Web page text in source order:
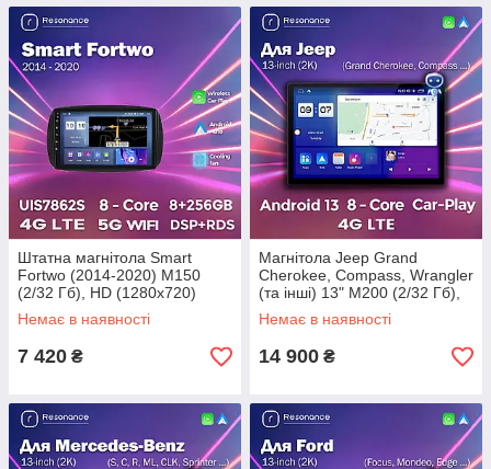
Штатна магнітола Smart
Fortwo (2014-2020) M150
(2/32 Гб), HD (1280x720)
QLED, GPS
Немає в наявності
7 420 ₴
Магнітола Jeep Grand
Cherokee, Compass, Wrangler
(та інші) 13" M200 (2/32 Гб),
QHD 2K (1920x1200) QLED,
4G + CarPlay
Немає в наявності
14 900 ₴